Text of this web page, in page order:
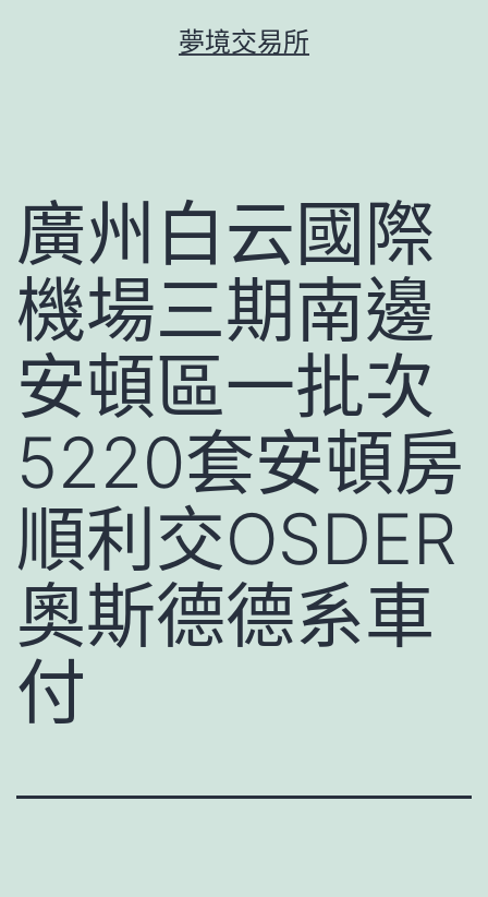
夢境交易所
廣州白云國際
機場三期南邊
安頓區一批次
5220套安頓房
順利交OSDER
奧斯德德系車
付